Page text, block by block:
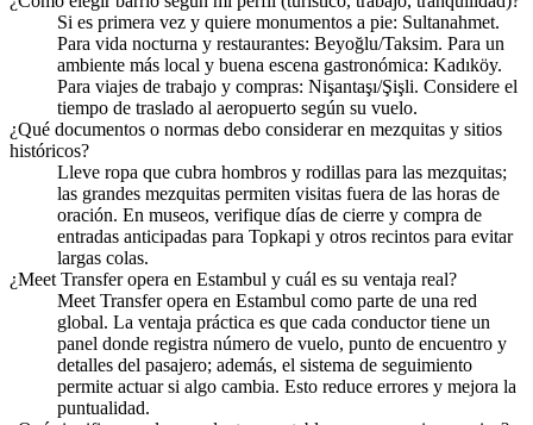
Si es primera vez y quiere monumentos a pie: Sultanahmet.
Para vida nocturna y restaurantes: Beyoğlu/Taksim. Para un
ambiente más local y buena escena gastronómica: Kadıköy.
Para viajes de trabajo y compras: Nişantaşı/Şişli. Considere el
tiempo de traslado al aeropuerto según su vuelo.
¿Qué documentos o normas debo considerar en mezquitas y sitios
históricos?
Lleve ropa que cubra hombros y rodillas para las mezquitas;
las grandes mezquitas permiten visitas fuera de las horas de
oración. En museos, verifique días de cierre y compra de
entradas anticipadas para Topkapi y otros recintos para evitar
largas colas.
¿Meet Transfer opera en Estambul y cuál es su ventaja real?
Meet Transfer opera en Estambul como parte de una red
global. La ventaja práctica es que cada conductor tiene un
panel donde registra número de vuelo, punto de encuentro y
detalles del pasajero; además, el sistema de seguimiento
permite actuar si algo cambia. Esto reduce errores y mejora la
puntualidad.